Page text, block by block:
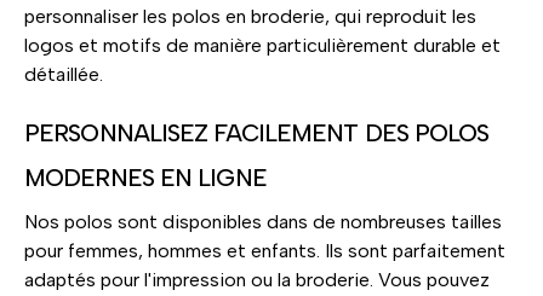
personnaliser les polos en broderie, qui reproduit les
logos et motifs de manière particulièrement durable et
détaillée.
PERSONNALISEZ FACILEMENT DES POLOS
MODERNES EN LIGNE
Nos polos sont disponibles dans de nombreuses tailles
pour femmes, hommes et enfants. Ils sont parfaitement
adaptés pour l'impression ou la broderie. Vous pouvez